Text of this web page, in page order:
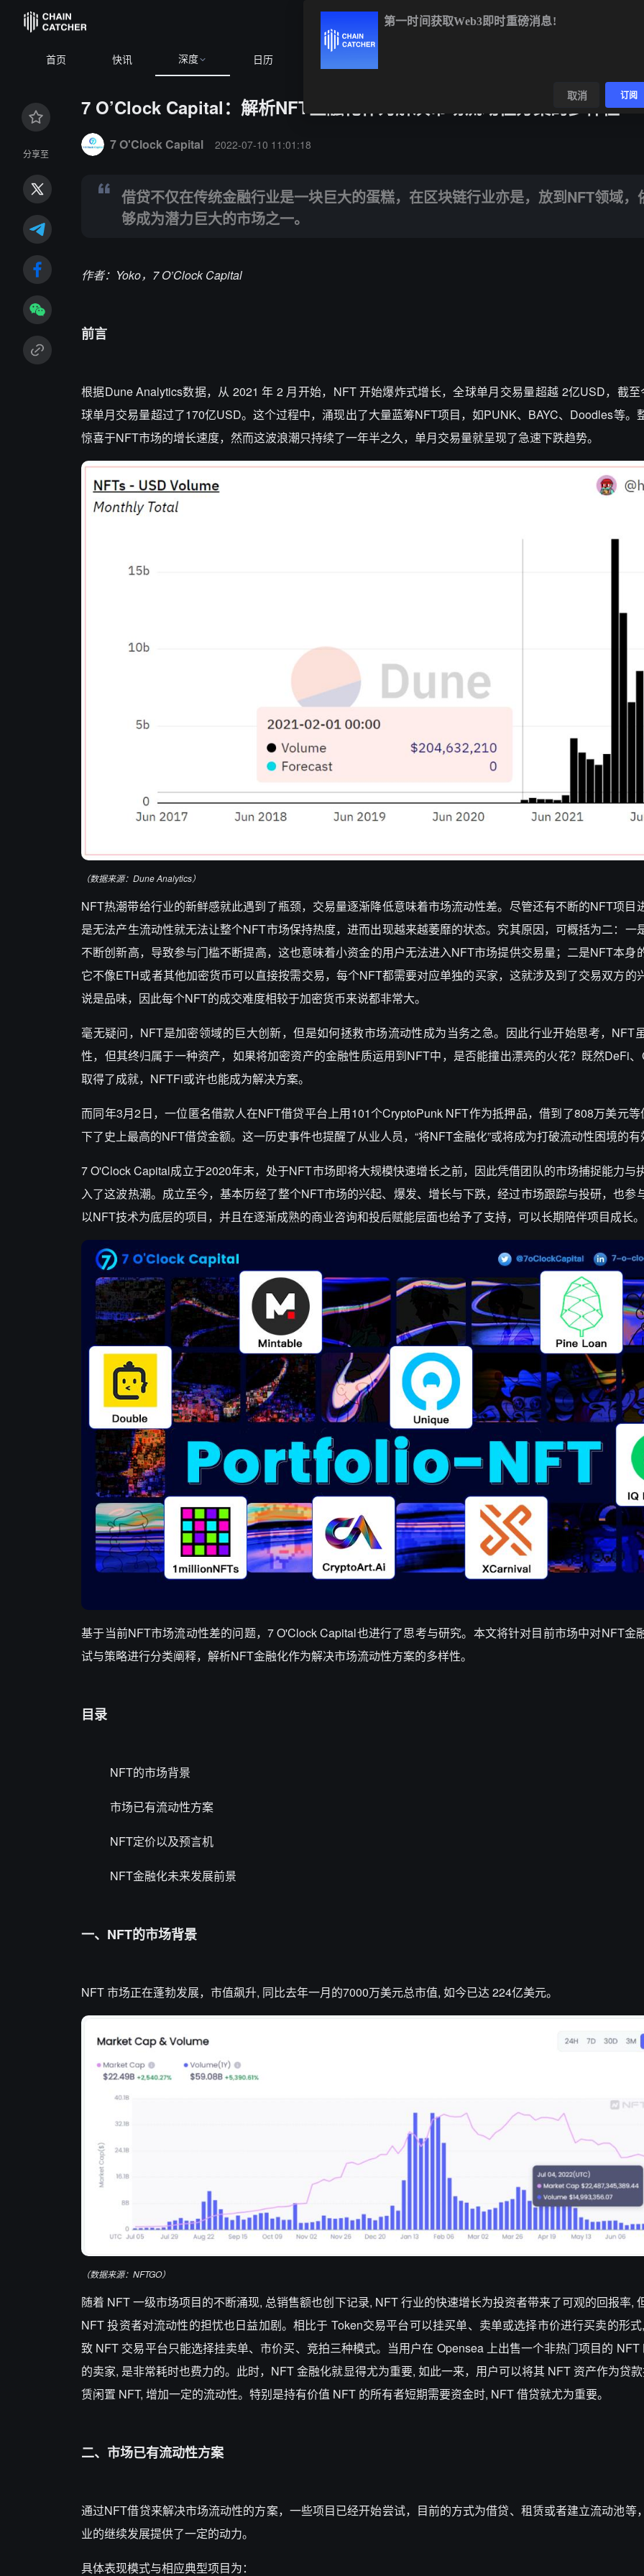
首页 快讯 深度 日历
-0.50% BNB$586.04 -1.43% XRP $1.02
分享至
7 O’Clock Capital：解析NFT金融化作为解决市场流动性方案的多样性
7 O'Clock Capital 2022-07-10 11:01:18
借贷不仅在传统金融行业是一块巨大的蛋糕，在区块链行业亦是，放到NFT领域，
够成为潜力巨大的市场之一。
作者：Yoko，7 O’Clock Capital
前言
根据Dune Analytics数据，从 2021 年 2 月开始，NFT 开始爆炸式增长，全球单月交易量超越 2亿USD，截
球单月交易量超过了170亿USD。这个过程中，涌现出了大量蓝筹NFT项目，如PUNK、BAYC、Doodles等。
惊喜于NFT市场的增长速度，然而这波浪潮只持续了一年半之久，单月交易量就呈现了急速下跌趋势。
（数据来源：Dune Analytics）
NFT热潮带给行业的新鲜感就此遇到了瓶颈，交易量逐渐降低意味着市场流动性差。尽管还有不断的NFT项目
是无法产生流动性就无法让整个NFT市场保持热度，进而出现越来越萎靡的状态。究其原因，可概括为二：一
不断创新高，导致参与门槛不断提高，这也意味着小资金的用户无法进入NFT市场提供交易量；二是NFT本身
它不像ETH或者其他加密货币可以直接按需交易，每个NFT都需要对应单独的买家，这就涉及到了交易双方的
说是品味，因此每个NFT的成交难度相较于加密货币来说都非常大。
毫无疑问，NFT是加密领域的巨大创新，但是如何拯救市场流动性成为当务之急。因此行业开始思考，NFT
性，但其终归属于一种资产，如果将加密资产的金融性质运用到NFT中，是否能撞出漂亮的火花？既然DeFi
取得了成就，NFTFi或许也能成为解决方案。
而同年3月2日，一位匿名借款人在NFT借贷平台上用101个CryptoPunk NFT作为抵押品，借到了808万美元等
下了史上最高的NFT借贷金额。这一历史事件也提醒了从业人员，“将NFT金融化”或将成为打破流动性困境的有
7 O'Clock Capital成立于2020年末，处于NFT市场即将大规模快速增长之前，因此凭借团队的市场捕捉能力与
入了这波热潮。成立至今，基本历经了整个NFT市场的兴起、爆发、增长与下跌，经过市场跟踪与投研，也参
以NFT技术为底层的项目，并且在逐渐成熟的商业咨询和投后赋能层面也给予了支持，可以长期陪伴项目成长。
基于当前NFT市场流动性差的问题，7 O'Clock Capital也进行了思考与研究。 本文将针对目前市场中对NFT金
试与策略进行分类阐释，解析NFT金融化作为解决市场流动性方案的多样性。
目录
NFT的市场背景
市场已有流动性方案
NFT定价以及预言机
NFT金融化未来发展前景
一、NFT的市场背景
NFT 市场正在蓬勃发展，市值飙升, 同比去年一月的7000万美元总市值, 如今已达 224亿美元。
（数据来源：NFTGO）
随着 NFT 一级市场项目的不断涌现, 总销售额也创下记录, NFT 行业的快速增长为投资者带来了可观的回报率,
NFT 投资者对流动性的担忧也日益加剧。相比于 Token交易平台可以挂买单、卖单或选择市价进行买卖的形
致 NFT 交易平台只能选择挂卖单、市价买、竞拍三种模式。当用户在 Opensea 上出售一个非热门项目的 NFT
的卖家, 是非常耗时也费力的。此时，NFT 金融化就显得尤为重要, 如此一来，用户可以将其 NFT 资产作为贷
赁闲置 NFT, 增加一定的流动性。特别是持有价值 NFT 的所有者短期需要资金时, NFT 借贷就尤为重要。
二、市场已有流动性方案
通过NFT借贷来解决市场流动性的方案，一些项目已经开始尝试，目前的方式为借贷、租赁或者建立流动池等
业的继续发展提供了一定的动力。
具体表现模式与相应典型项目为：
第一时间获取Web3即时重磅消息!
取消 订阅